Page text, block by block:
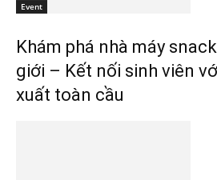
Event
Khám phá nhà máy
giới – Kết nối sinh viên
xuất toàn cầu